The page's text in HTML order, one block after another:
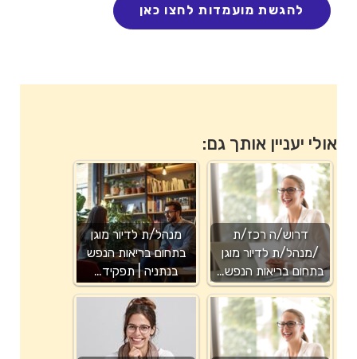
אולי יעניין אותך גם:
דרוש/ה רכז/ת
/מנהל/ת לדיור מוגן
בתחום בריאות הנפש…
מנהל/ת לדיור מוגן
בתחום בריאות הנפש
בנתניה | תפקיד…